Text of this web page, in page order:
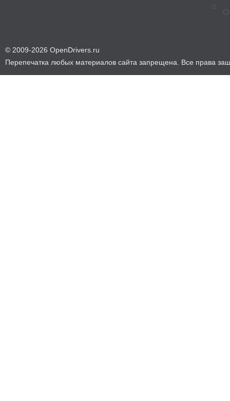
© 2009-2026 OpenDrivers.ru
Перепечатка любых материалов сайта запрещена. Все права